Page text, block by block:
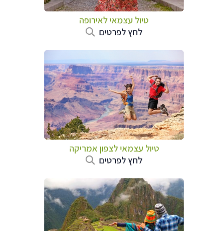
טיול עצמאי לאירופה
לחץ לפרטים
טיול עצמאי לצפון אמריקה
לחץ לפרטים